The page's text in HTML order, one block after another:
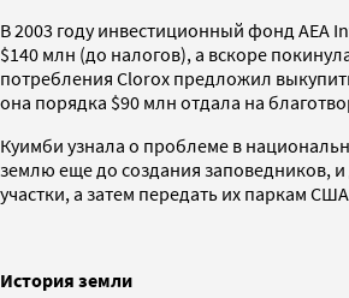
В 2003 году инвестиционный фонд AEA
$140 млн (до налогов), а вскоре
потребления Clorox предложил
она порядка $90 млн отдала на
Куимби узнала о проблеме в
землю еще до создания заповедников,
участки, а затем передать их паркам
История земли